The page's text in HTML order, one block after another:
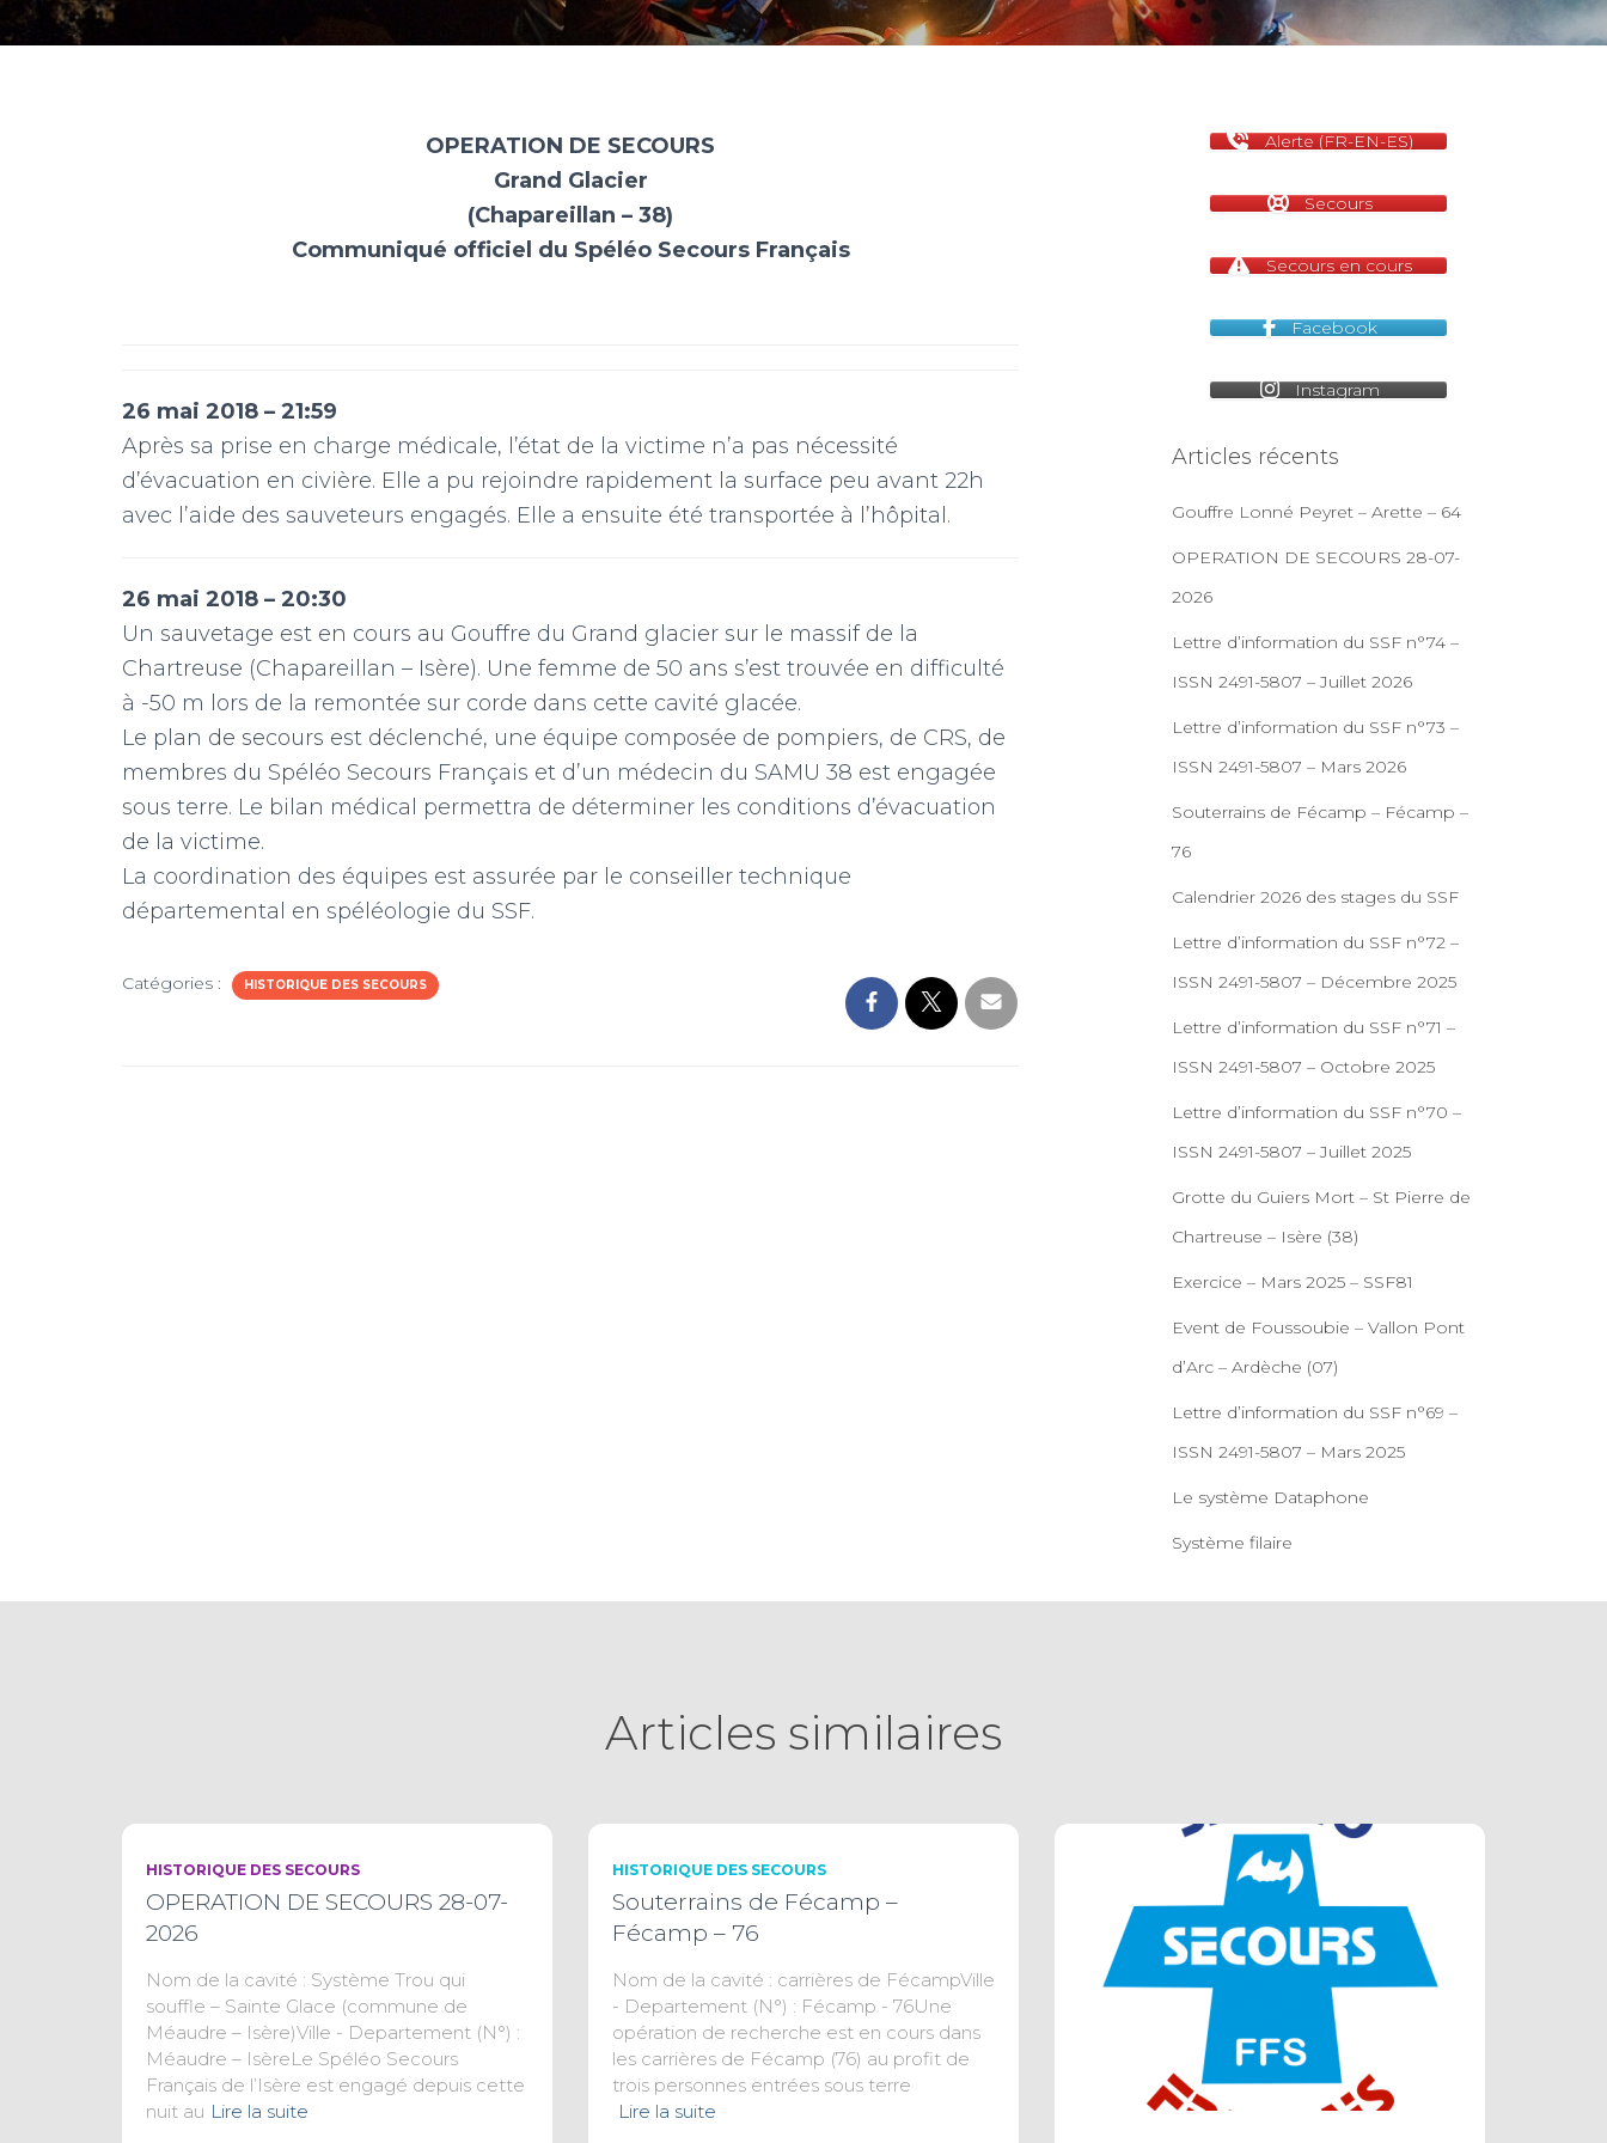
m
OPERATION DE SECOURS
Grand Glacier
(Chapareillan – 38)
Communiqué officiel du Spéléo Secours Français
26 mai 2018 – 21:59
Après sa prise en charge médicale, l’état de la victime n’a pas nécessité
d’évacuation en civière. Elle a pu rejoindre rapidement la surface peu avant 22h
avec l’aide des sauveteurs engagés. Elle a ensuite été transportée à l’hôpital.
26 mai 2018 – 20:30
Un sauvetage est en cours au Gouffre du Grand glacier sur le massif de la
Chartreuse (Chapareillan – Isère). Une femme de 50 ans s’est trouvée en difficulté
à -50 m lors de la remontée sur corde dans cette cavité glacée.
Le plan de secours est déclenché, une équipe composée de pompiers, de CRS, de
membres du Spéléo Secours Français et d’un médecin du SAMU 38 est engagée
sous terre. Le bilan médical permettra de déterminer les conditions d’évacuation
de la victime.
La coordination des équipes est assurée par le conseiller technique
départemental en spéléologie du SSF.
Catégories : HISTORIQUE DES SECOURS
Alerte (FR-EN-ES)
Secours
Secours en cours
Facebook
Instagram
Articles récents
Gouffre Lonné Peyret – Arette – 64
OPERATION DE SECOURS 28-07-
2026
Lettre d’information du SSF n°74 –
ISSN 2491-5807 – Juillet 2026
Lettre d’information du SSF n°73 –
ISSN 2491-5807 – Mars 2026
Souterrains de Fécamp – Fécamp –
76
Calendrier 2026 des stages du SSF
Lettre d’information du SSF n°72 –
ISSN 2491-5807 – Décembre 2025
Lettre d’information du SSF n°71 –
ISSN 2491-5807 – Octobre 2025
Lettre d’information du SSF n°70 –
ISSN 2491-5807 – Juillet 2025
Grotte du Guiers Mort – St Pierre de
Chartreuse – Isère (38)
Exercice – Mars 2025 – SSF81
Event de Foussoubie – Vallon Pont
d’Arc – Ardèche (07)
Lettre d’information du SSF n°69 –
ISSN 2491-5807 – Mars 2025
Le système Dataphone
Système filaire
Articles similaires
HISTORIQUE DES SECOURS
OPERATION DE SECOURS 28-07-
2026
Nom de la cavité : Système Trou qui
souffle – Sainte Glace (commune de
Méaudre – Isère)Ville - Departement (N°) :
Méaudre – IsèreLe Spéléo Secours
Français de l’Isère est engagé depuis cette
nuit au Lire la suite
HISTORIQUE DES SECOURS
Souterrains de Fécamp –
Fécamp – 76
Nom de la cavité : carrières de FécampVille
- Departement (N°) : Fécamp - 76Une
opération de recherche est en cours dans
les carrières de Fécamp (76) au profit de
trois personnes entrées sous terre
Lire la suite